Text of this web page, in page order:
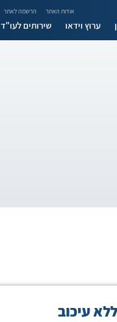
אודות האתר הרשמה לאתר
ערוץ וידאו שירותים לעו"ד
עיכוב